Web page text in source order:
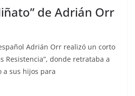
de Adrián Orr
Adrián Orr realizó un corto
Resistencia”, donde retrataba a
a sus hijos para